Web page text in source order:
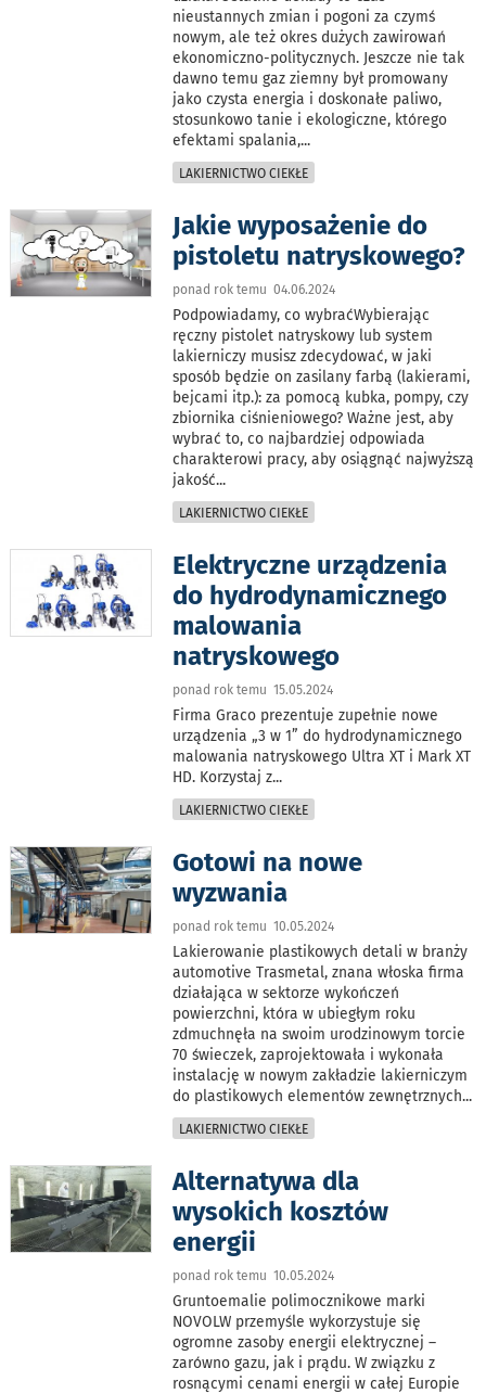
nieustannych zmian i pogoni za czymś
nowym, ale też okres dużych zawirowań
ekonomiczno-politycznych. Jeszcze nie tak
dawno temu gaz ziemny był promowany
jako czysta energia i doskonałe paliwo,
stosunkowo tanie i ekologiczne, którego
efektami spalania,...
LAKIERNICTWO CIEKŁE
Jakie wyposażenie do
pistoletu natryskowego?
ponad rok temu 04.06.2024
Podpowiadamy, co wybraćWybierając
ręczny pistolet natryskowy lub system
lakierniczy musisz zdecydować, w jaki
sposób będzie on zasilany farbą (lakierami,
bejcami itp.): za pomocą kubka, pompy, czy
zbiornika ciśnieniowego? Ważne jest, aby
wybrać to, co najbardziej odpowiada
charakterowi pracy, aby osiągnąć najwyższą
jakość...
LAKIERNICTWO CIEKŁE
Elektryczne urządzenia
do hydrodynamicznego
malowania
natryskowego
ponad rok temu 15.05.2024
Firma Graco prezentuje zupełnie nowe
urządzenia „3 w 1” do hydrodynamicznego
malowania natryskowego Ultra XT i Mark XT
HD. Korzystaj z...
LAKIERNICTWO CIEKŁE
Gotowi na nowe
wyzwania
ponad rok temu 10.05.2024
Lakierowanie plastikowych detali w branży
automotive Trasmetal, znana włoska firma
działająca w sektorze wykończeń
powierzchni, która w ubiegłym roku
zdmuchnęła na swoim urodzinowym torcie
70 świeczek, zaprojektowała i wykonała
instalację w nowym zakładzie lakierniczym
do plastikowych elementów zewnętrznych...
LAKIERNICTWO CIEKŁE
Alternatywa dla
wysokich kosztów
energii
ponad rok temu 10.05.2024
Gruntoemalie polimocznikowe marki
NOVOLW przemyśle wykorzystuje się
ogromne zasoby energii elektrycznej –
zarówno gazu, jak i prądu. W związku z
rosnącymi cenami energii w całej Europie